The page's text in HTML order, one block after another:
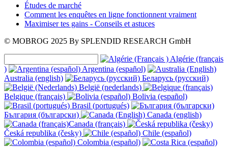
Études de marché
Comment les enquêtes en ligne fonctionnent vraiment
Maximiser tes gains - Conseils et astuces
© MOBROG 2025 By SPLENDID RESEARCH GmbH
Algérie (français
)
Argentina (español)
Australia (english)
Беларусь (русский)
België (nederlands)
Belgique (français)
Bolivia (español)
Brasil (portugués)
България (български)
Canada (english)
Canada (français)
Česká republika (česky)
Chile (español)
Colombia (español)